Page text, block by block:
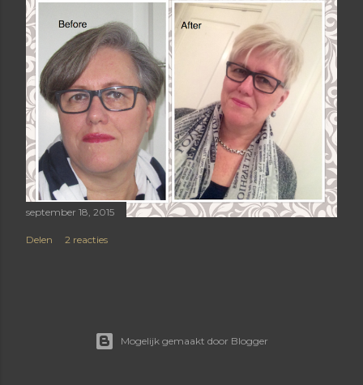
september 18, 2015
Delen 2 reacties
Mogelijk gemaakt door Blogger